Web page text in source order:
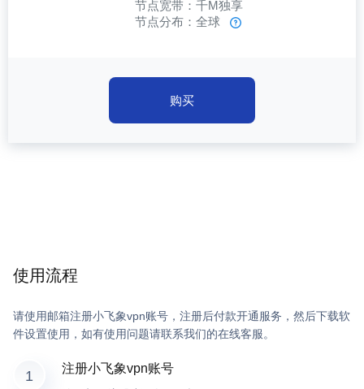
节点宽带：千M独享
节点分布：全球
购买
使用流程
请使用邮箱注册小飞象vpn账号，注册后付款开通服务，然后下载软
件设置使用，如有使用问题请联系我们的在线客服。
1 注册小飞象vpn账号